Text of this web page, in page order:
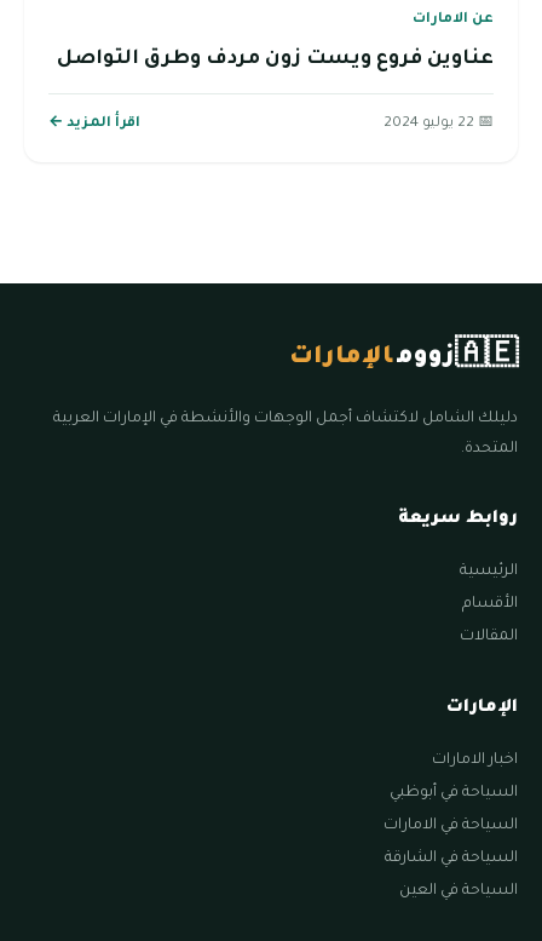
عن الامارات
عناوين فروع ويست زون مردف وطرق التواصل
📅 22 يوليو 2024 اقرأ المزيد ←
🇦🇪زوومالإمارات
دليلك الشامل لاكتشاف أجمل الوجهات والأنشطة في الإمارات العربية
المتحدة.
روابط سريعة
الرئيسية
الأقسام
المقالات
الإمارات
اخبار الامارات
السياحة في أبوظبي
السياحة في الامارات
السياحة في الشارقة
السياحة في العين